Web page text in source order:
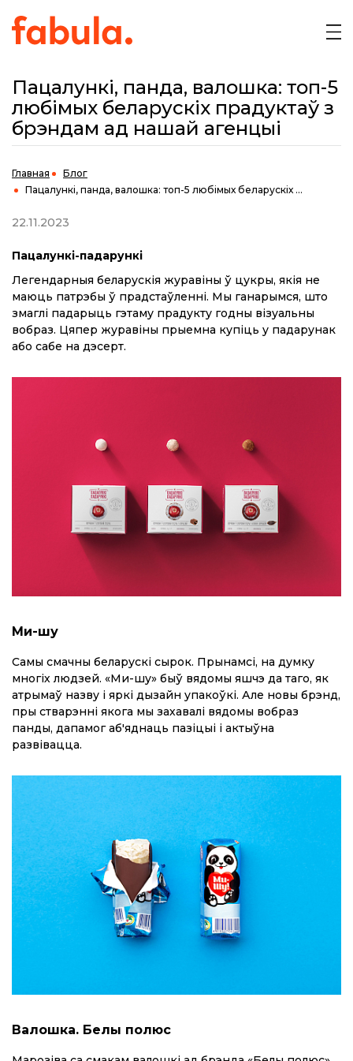
Пацалункі, панда, валошка: топ-5
любімых беларускіх прадуктаў з
брэндам ад нашай агенцыі
Главная
Блог
Пацалункі, панда, валошка: топ-5 любімых беларускіх ...
22.11.2023
Пацалункі-падарункі
Легендарныя беларускія журавіны ў цукры, якія не
маюць патрэбы ў прадстаўленні. Мы ганарымся, што
змаглі падарыць гэтаму прадукту годны візуальны
вобраз. Цяпер журавіны прыемна купіць у падарунак
або сабе на дэсерт.
Ми-шу
Самы смачны беларускі сырок. Прынамсі, на думку
многіх людзей. «Ми-шу» быў вядомы яшчэ да таго, як
атрымаў назву і яркі дызайн упакоўкі. Але новы брэнд,
пры стварэнні якога мы захавалі вядомы вобраз
панды, дапамог аб'яднаць пазіцыі і актыўна
развівацца.
Валошка. Белы полюс